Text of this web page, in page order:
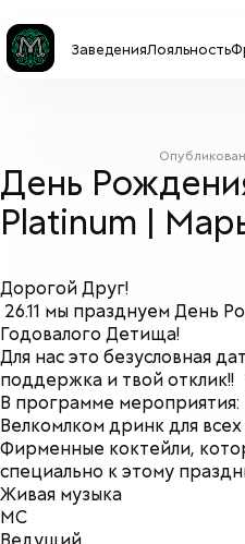
ЗаведенияЛояльность
День
Platinum |
Дорогой Друг!
26.11 мы празднуем День
Годовалого Детища!
Для нас это безусловная
поддержка и твой отклик!!
В программе мероприятия:
Велкомлком дринк для
Фирменные коктейли,
специально к этому
Живая музыка
МС